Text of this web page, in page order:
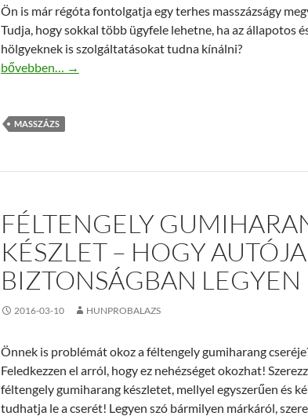
Ön is már régóta fontolgatja egy terhes masszázságy
Tudja, hogy sokkal több ügyfele lehetne, ha az állapotos
hölgyeknek is szolgáltatásokat tudna kínálni?
Terhes masszázságyak széles választéka az Amasar
bővebben… →
MASSZÁZS
FÉLTENGELY
KÉSZLET – HOGY AUTÓJA
BIZTONSÁGBAN LEGYEN
2016-03-10 HUNPROBALAZS
Önnek is problémát okoz a féltengely gumiharang
Feledkezzen el arról, hogy ez nehézséget okozhat!
féltengely gumiharang készletet, mellyel egyszerűen és
tudhatja le a cserét! Legyen szó bármilyen márkáról,